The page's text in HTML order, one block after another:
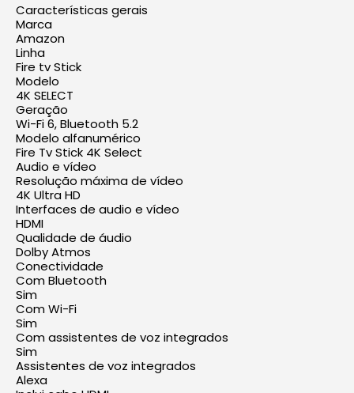
Características gerais
Marca
Amazon
Linha
Fire tv Stick
Modelo
4K SELECT
Geração
Wi-Fi 6, Bluetooth 5.2
Modelo alfanumérico
Fire Tv Stick 4K Select
Audio e vídeo
Resolução máxima de vídeo
4K Ultra HD
Interfaces de audio e vídeo
HDMI
Qualidade de áudio
Dolby Atmos
Conectividade
Com Bluetooth
Sim
Com Wi-Fi
Sim
Com assistentes de voz integrados
Sim
Assistentes de voz integrados
Alexa